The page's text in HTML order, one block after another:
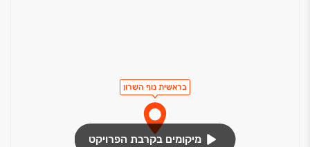
בראשית נוף השרון
מיקומים בקרבת הפרויקט